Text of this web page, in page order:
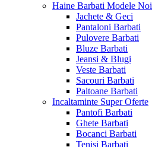
Haine Barbati Modele Noi
Jachete & Geci
Pantaloni Barbati
Pulovere Barbati
Bluze Barbati
Jeansi & Blugi
Veste Barbati
Sacouri Barbati
Paltoane Barbati
Incaltaminte Super Oferte
Pantofi Barbati
Ghete Barbati
Bocanci Barbati
Tenisi Barbati